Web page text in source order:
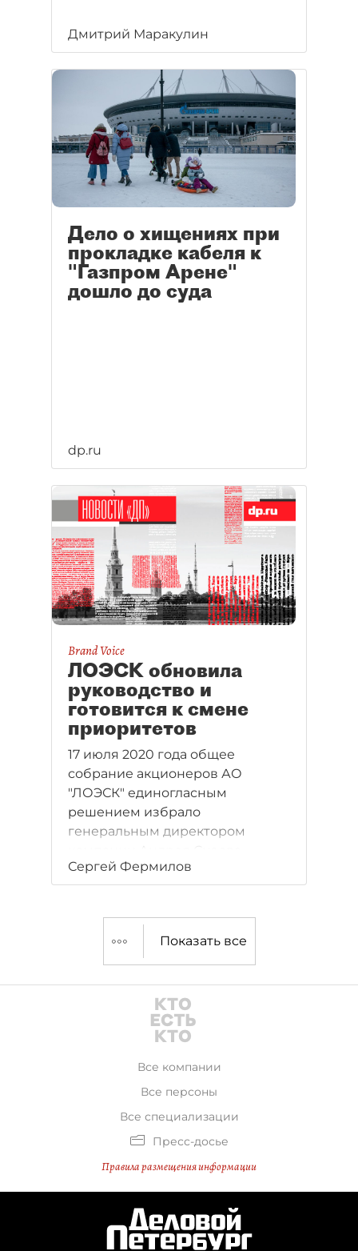
Дмитрий Маракулин
Дело о хищениях при
прокладке кабеля к
"Газпром Арене"
дошло до суда
dp.ru
Brand Voice
ЛОЭСК обновила
руководство и
готовится к смене
приоритетов
17 июля 2020 года общее
собрание акционеров АО
"ЛОЭСК" единогласным
решением избрало
генеральным директором
Сергей Фермилов
Показать все
Все компании
Все персоны
Все специализации
Пресс-досье
Правила размещения информации